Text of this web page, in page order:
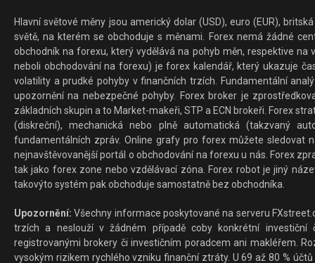
Hlavní světové měny jsou americký dolar (USD), euro (EUR),
světě, na kterém se obchoduje s měnami. Forex nemá žádné
obchodník na forexu, který vydělává na pohyb měn, respektive
neboli obchodování na forexu) je forex kalendář, který ukazuje
volatility a prudké pohyby v finančních trzích. Fundamentální
upozornění na nebezpečné pohyby. Forex broker je
základních skupin a to Market-makeři, STP a ECN brokeři. Forex
(diskreční), mechanická nebo plně automatická (takzvaný
fundamentálních zpráv. Online grafy pro forex můžete sledovat
nejnavštěvovanější portál o obchodování na forexu u nás. Forex
tak jako forex zone nebo vzdělávací zóna. Forex robot je jiný
takovýto systém pak obchoduje samostatně bez obchodníka.
Upozornění: Všechny informace poskytované na serveru
trzích a neslouží v žádném případě coby konkrétní investiční
registrovanými brokery či investičním poradcem ani makléřem.
vysokým rizikem rychlého vzniku finanční ztráty. U 69 až 80 %